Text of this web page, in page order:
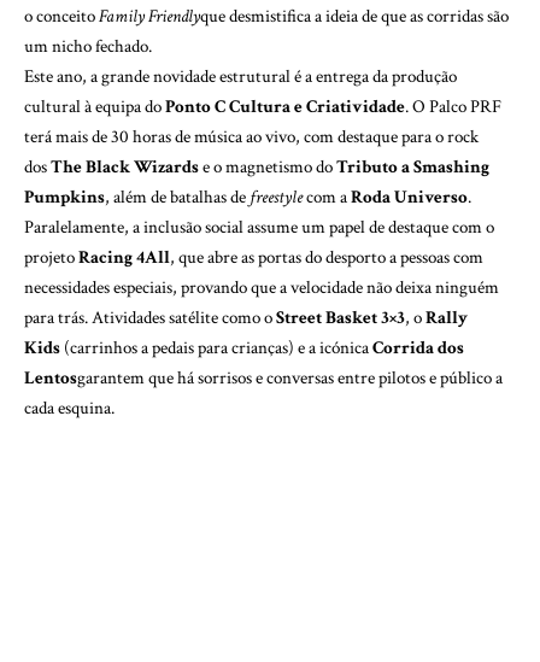
o conceitoFamily Friendlyque desmistifica a ideia de que as corridas são
um nicho fechado.
Este ano, a grande novidade estrutural é a entrega da produção
cultural à equipa doPonto C Cultura e Criatividade. O Palco PRF
terá mais de 30 horas de música ao vivo, com destaque para o rock
dosThe Black Wizardse o magnetismo doTributo a Smashing
Pumpkins, além de batalhas de freestylecom aRoda Universo.
Paralelamente, a inclusão social assume um papel de destaque com o
projetoRacing 4All, que abre as portas do desporto a pessoas com
necessidades especiais, provando que a velocidade não deixa ninguém
para trás. Atividades satélite como oStreet Basket 3×3, oRally
Kids (carrinhos a pedais para crianças) e a icónicaCorrida dos
Lentosgarantem que há sorrisos e conversas entre pilotos e público a
cada esquina.